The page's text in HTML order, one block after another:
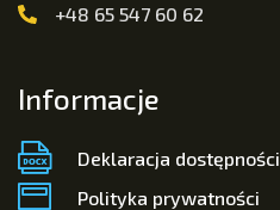
+48 65 547 60 62
Informacje
Deklaracja dostępności
Polityka prywatności